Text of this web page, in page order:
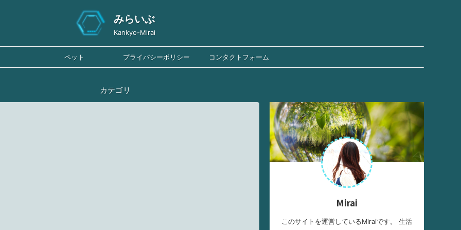
みらいぶ
Kankyo-Mirai
ペット プライバシーポリシー コンタクトフォーム
カテゴリ
Mirai
このサイトを運営しているMiraiです。 生活